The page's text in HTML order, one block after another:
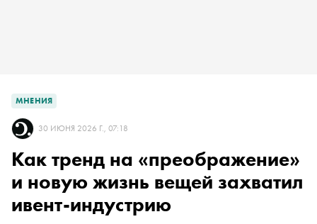
МНЕНИЯ
30 ИЮНЯ 2026 Г., 07:18
Как тренд на «преображение»
и новую жизнь вещей захватил
ивент-индустрию